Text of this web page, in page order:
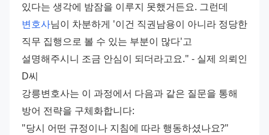
변호사님이 차분하게 '이건 직권남용이 아니라 정당한
직무 집행으로 볼 수 있는 부분이 많다'고
설명해주시니 조금 안심이 되더라고요." - 실제 의뢰인
D씨
강릉변호사는 이 과정에서 다음과 같은 질문을 통해
방어 전략을 구체화합니다:
"당시 어떤 규정이나 지침에 따라 행동하셨나요?"